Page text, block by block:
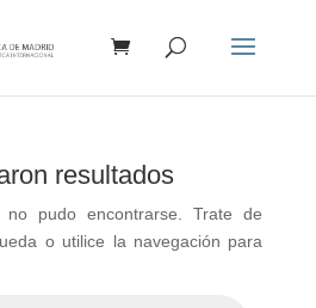
resultados
no pudo encontrarse. Trate de
o utilice la navegación para